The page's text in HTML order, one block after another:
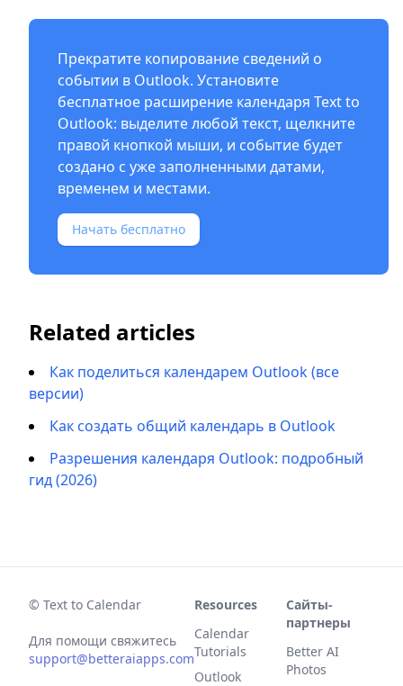
Прекратите копирование сведений о
событии в Outlook. Установите
бесплатное расширение календаря Text to
Outlook: выделите любой текст, щелкните
правой кнопкой мыши, и событие будет
создано с уже заполненными датами,
временем и местами.
Начать бесплатно
Related articles
Как поделиться календарем Outlook (все
версии)
Как создать общий календарь в Outlook
Разрешения календаря Outlook: подробный
гид (2026)
© Text to Calendar
Для помощи свяжитесь
support@betteraiapps.com
Resources
Calendar
Tutorials
Outlook
Сайты-
партнеры
Better AI
Photos